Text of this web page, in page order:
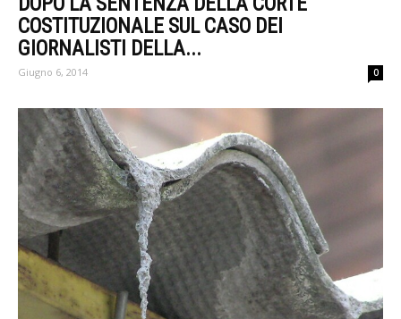
COSTITUZIONALE SUL CASO DEI
GIORNALISTI DELLA...
Giugno 6, 2014 0